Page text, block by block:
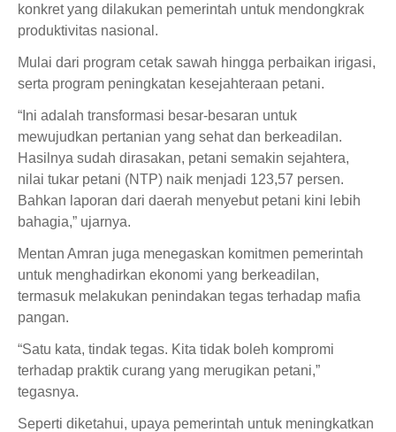
konkret yang dilakukan pemerintah untuk mendongkrak
produktivitas nasional.
Mulai dari program cetak sawah hingga perbaikan irigasi,
serta program peningkatan kesejahteraan petani.
“Ini adalah transformasi besar-besaran untuk
mewujudkan pertanian yang sehat dan berkeadilan.
Hasilnya sudah dirasakan, petani semakin sejahtera,
nilai tukar petani (NTP) naik menjadi 123,57 persen.
Bahkan laporan dari daerah menyebut petani kini lebih
bahagia,” ujarnya.
Mentan Amran juga menegaskan komitmen pemerintah
untuk menghadirkan ekonomi yang berkeadilan,
termasuk melakukan penindakan tegas terhadap mafia
pangan.
“Satu kata, tindak tegas. Kita tidak boleh kompromi
terhadap praktik curang yang merugikan petani,”
tegasnya.
Seperti diketahui, upaya pemerintah untuk meningkatkan